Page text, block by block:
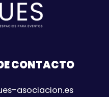
CONTACTO
asociacion.es